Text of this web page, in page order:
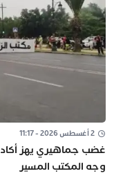
2 أغسطس 2026 - 11:17
غضب جماهيري يهز
وجه المكتب المسير